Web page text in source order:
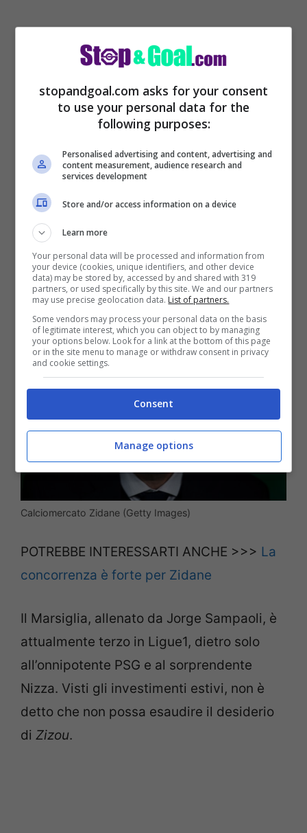
Zidane non ha avuto l’opportunità di
vestire i colori del Marsiglia, ma ha avuto
agli inizi e ha un aneddoto molto specifico
su uno dei suoi scontri lì: “
partita a Marsiglia, a quel tempo Franz
Beckenbauer era l’allenatore dell’OM, ​​e
abbiamo vinto 1-0. È un ricordo sacro,
visto che è un campo molto speciale per
me“.
Calciomercato Zidane (Getty Images)
POTREBBE INTERESSARTI ANCHE >>> La
concorrenza è forte per Zidane
Il Marsiglia, allenato da Jorge Sampaoli, è
attualmente terzo in Ligue1, dietro solo
all’onnipotente PSG e al sorprendente
Nizza. Visti gli investimenti estivi, non è
detto che non possa esaudire il desiderio
di Zizou.
stopandgoal.com asks for your consent
to use your personal data for the
following purposes:
Personalised advertising and content, advertising and
content measurement, audience research and
services development
Store and/or access information on a device
Learn more
Your personal data will be processed and information from
your device (cookies, unique identifiers, and other device
data) may be stored by, accessed by and shared with 319
partners, or used specifically by this site. We and our partners
may use precise geolocation data. List of partners.
Some vendors may process your personal data on the basis
of legitimate interest, which you can object to by managing
your options below. Look for a link at the bottom of this page
or in the site menu to manage or withdraw consent in privacy
and cookie settings.
Consent
Manage options